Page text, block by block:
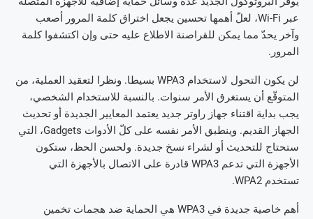
عبر Wi-Fi، لعلّ أهمها تحسين يجعل اختراق كلمة المرور أصعب
وآخر يحدّ مما يمكن للقراصنة الاطلاع عليه حتى وإن اكتشفوا كلمة
المرور.
لن يكون التحول لاستخدام WPA3 بسيطا. ونظرا لتعقيد العملية، من
المتوقّع أن يستغرق الأمر سنوات. بالنسبة للاستخدام الشخصي،
يجب بداية اقتناء جهاز راوتر جديد يعتمد المعايير الجديدة أو تحديث
الجهاز القديم. وينطبق الأمر نفسه على كلّ الأدوات Gadgets، التي
ستحتاج للتحديث أو لشراء نسخ جديدة. ولحسن الحظ، ستكون
الأجهزة التي تدعم WPA3 قادرة على الاتصال بالأجهزة التي
تستخدم WPA2.
أهم خاصية جديدة في WPA3 هي الحماية ضد هجمات تخمين